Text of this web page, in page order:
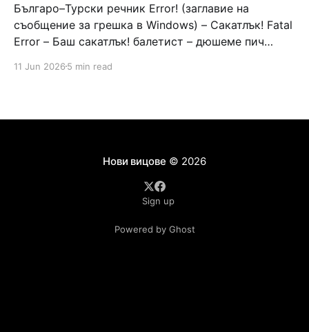
Българо–Турски речник Error! (заглавие на
съобщение за грешка в Windows) – Сакатлък! Fatal
Error – Баш сакатлък! балетист – дюшеме пич
Война и мир – Патаклама и рахатлък Cancel –
дявола – дур базик шаркан бабана сакатлък Двама
11 Jun 2026 5 min read
Нови вицове © 2026
Sign up
Powered by Ghost